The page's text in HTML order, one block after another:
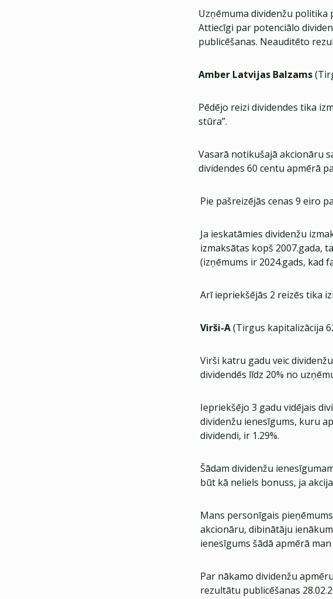
Uzņēmuma dividenžu politika
Attiecīgi par potenciālo
publicēšanas. Neauditēto
Amber Latvijas Balzams
Pēdējo reizi dividendes tika
stūra”.
Vasarā notikušajā akcionāru
dividendes 60 centu apmērā
Pie pašreizējās cenas 9 eiro
Ja ieskatāmies dividenžu
izmaksātas kopš 2007.gada,
(izņēmums ir 2024.gads, kad
Arī iepriekšējās 2 reizēs tika
Virši-A(Tirgus kapitalizācija
Virši katru gadu veic
dividendēs līdz 20% no
Iepriekšējo 3 gadu vidējais
dividenžu ienesīgums, kuru
dividendi, ir 1.29%.
Šādam dividenžu
būt kā neliels bonuss, ja
Mans personīgais
akcionāru, dibinātāju
ienesīgums šādā apmērā
Par nākamo dividenžu
rezultātu publicēšanas